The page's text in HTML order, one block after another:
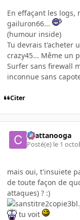
En effaçant les logs,
gailuron66...
(humour inside)
Tu devrais t'acheter
crazy45... Même un
Surfer sans firewall
inconnue sans
Citer
chattanooga
Posté(e) le 1
mais oui, t'insuiete
de toute façon de
attaques) ? :)
tu voit